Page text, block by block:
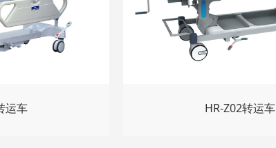
运车 HR-Z02转运车